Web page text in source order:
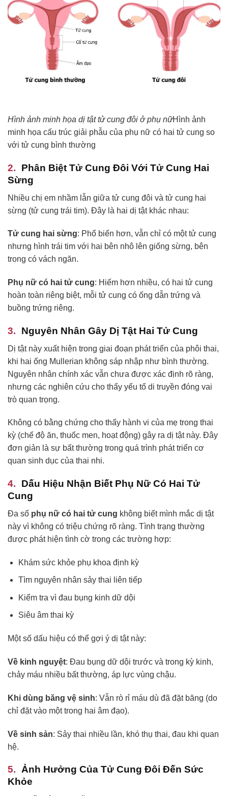
Hình ảnh minh họa dị tật tử cung đôi ở phụ nữHình ảnh
minh họa cấu trúc giải phẫu của phụ nữ có hai tử cung so
với tử cung bình thường
Phân Biệt Tử Cung Đôi Với Tử Cung Hai
Sừng
Nhiều chị em nhầm lẫn giữa tử cung đôi và tử cung hai
sừng (tử cung trái tim). Đây là hai dị tật khác nhau:
Tử cung hai sừng: Phổ biến hơn, vẫn chỉ có một tử cung
nhưng hình trái tim với hai bên nhô lên giống sừng, bên
trong có vách ngăn.
Phụ nữ có hai tử cung: Hiếm hơn nhiều, có hai tử cung
hoàn toàn riêng biệt, mỗi tử cung có ống dẫn trứng và
buồng trứng riêng.
Nguyên Nhân Gây Dị Tật Hai Tử Cung
Dị tật này xuất hiện trong giai đoạn phát triển của phôi thai,
khi hai ống Mullerian không sáp nhập như bình thường.
Nguyên nhân chính xác vẫn chưa được xác định rõ ràng,
nhưng các nghiên cứu cho thấy yếu tố di truyền đóng vai
trò quan trọng.
Không có bằng chứng cho thấy hành vi của mẹ trong thai
kỳ (chế độ ăn, thuốc men, hoạt động) gây ra dị tật này. Đây
đơn giản là sự bất thường trong quá trình phát triển cơ
quan sinh dục của thai nhi.
Dấu Hiệu Nhận Biết Phụ Nữ Có Hai Tử
Cung
Đa số phụ nữ có hai tử cung không biết mình mắc dị tật
này vì không có triệu chứng rõ ràng. Tình trạng thường
được phát hiện tình cờ trong các trường hợp:
Khám sức khỏe phụ khoa định kỳ
Tìm nguyên nhân sảy thai liên tiếp
Kiểm tra vì đau bụng kinh dữ dội
Siêu âm thai kỳ
Một số dấu hiệu có thể gợi ý dị tật này:
Về kinh nguyệt: Đau bụng dữ dội trước và trong kỳ kinh,
chảy máu nhiều bất thường, áp lực vùng chậu.
Khi dùng băng vệ sinh: Vẫn rò rỉ máu dù đã đặt băng (do
chỉ đặt vào một trong hai âm đạo).
Về sinh sản: Sảy thai nhiều lần, khó thụ thai, đau khi quan
hệ.
Ảnh Hưởng Của Tử Cung Đôi Đến Sức
Khỏe